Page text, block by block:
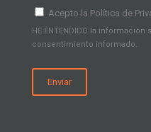
Acepto la Política de
HE ENTENDIDO la
consentimiento informado.